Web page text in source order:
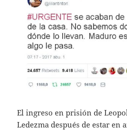
El ingreso en prisión de
Ledezma después de estar